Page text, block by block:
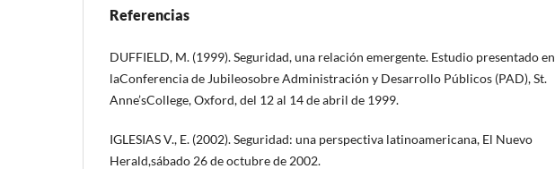
Referencias
DUFFIELD, M. (1999). Seguridad, una relación emergente. Estudio presentado en
laConferencia de Jubileosobre Administración y Desarrollo Públicos (PAD), St.
Anne’sCollege, Oxford, del 12 al 14 de abril de 1999.
IGLESIAS V., E. (2002). Seguridad: una perspectiva latinoamericana, El Nuevo
Herald,sábado 26 de octubre de 2002.